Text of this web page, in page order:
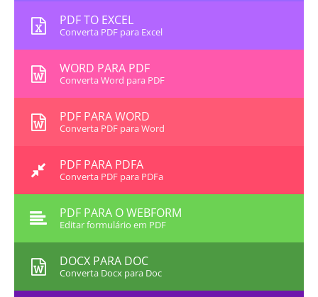
PDF TO EXCEL
Converta PDF para Excel
WORD PARA PDF
Converta Word para PDF
PDF PARA WORD
Converta PDF para Word
PDF PARA PDFA
Converta PDF para PDFa
PDF PARA O WEBFORM
Editar formulário em PDF
DOCX PARA DOC
Converta Docx para Doc